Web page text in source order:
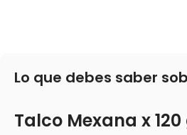
Lo que debes saber
Talco Mexana x